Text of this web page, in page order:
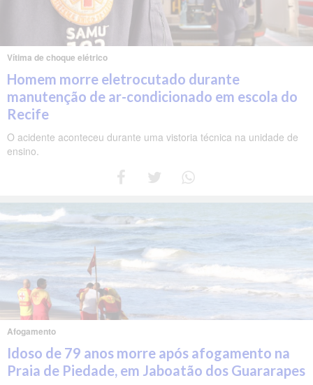
Vítima de choque elétrico
Homem morre eletrocutado durante
manutenção de ar-condicionado em escola do
Recife
O acidente aconteceu durante uma vistoria técnica na unidade de
ensino.
Afogamento
Idoso de 79 anos morre após afogamento na
Praia de Piedade, em Jaboatão dos Guararapes